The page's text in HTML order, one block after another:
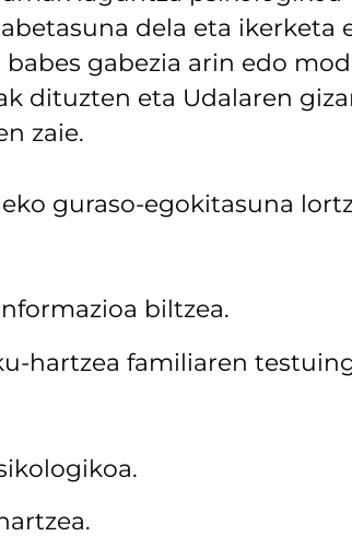
dela eta ikerketa
gabezia arin edo
dituzten eta Udalaren
zaie.
guraso-egokitasuna
biltzea.
hartzea familiaren